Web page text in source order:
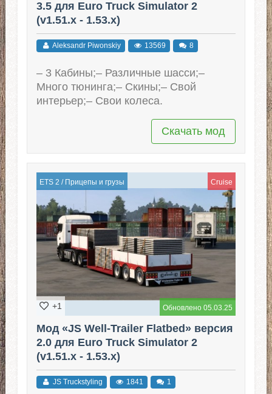
3.5 для Euro Truck Simulator 2
(v1.51.x - 1.53.x)
Aleksandr Piwonskiy 13569 8
– 3 Кабины;– Различные шасси;–
Много тюнинга;– Скины;– Свой
интерьер;– Свои колеса.
Скачать мод
ETS 2 / Прицепы и грузы Cruise
Обновлено 05.03.25
+1
Мод «JS Well-Trailer Flatbed» версия
2.0 для Euro Truck Simulator 2
(v1.51.x - 1.53.x)
JS Truckstyling 1841 1